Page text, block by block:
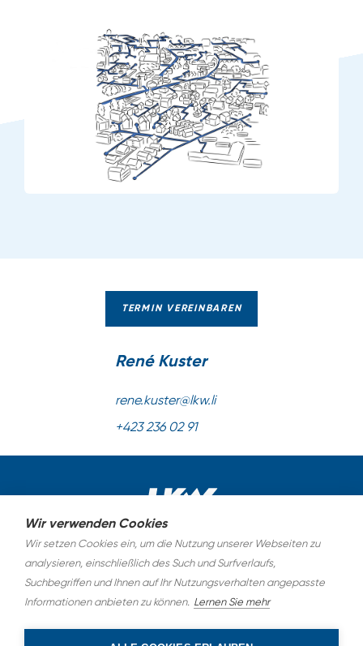
Wir verwenden Cookies
Wir setzen Cookies ein, um die Nutzung unserer Webseiten zu
analysieren, einschließlich des Such und Surfverlaufs,
Suchbegriffen und Ihnen auf Ihr Nutzungsverhalten angepasste
Informationen anbieten zu können. Lernen Sie mehr
TERMIN VEREINBAREN
René Kuster
rene.kuster@lkw.li
+423 236 02 91
AGB
Datenschutz
Impressum